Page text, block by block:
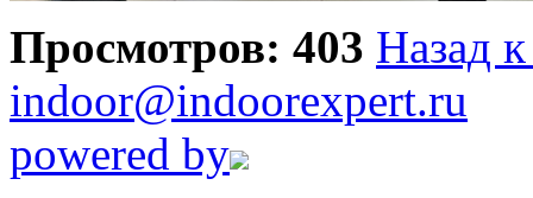
Просмотров: 403 Назад
indoor@indoorexpert.ru
powered by